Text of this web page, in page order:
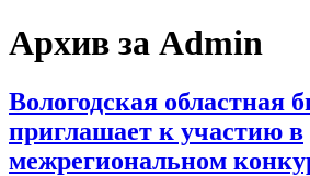
Архив за Admin
Вологодская областная
приглашает к участию в
межрегиональном